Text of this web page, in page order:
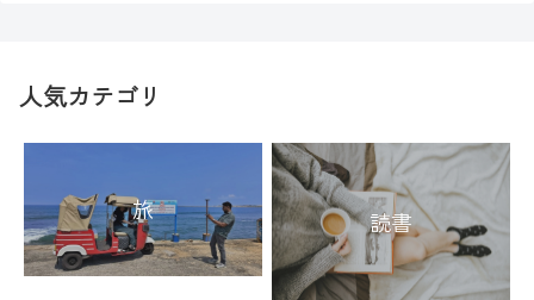
人気カテゴリ
旅 読書